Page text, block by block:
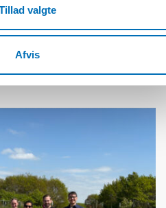
valgte
Afvis
a privilege; it is a